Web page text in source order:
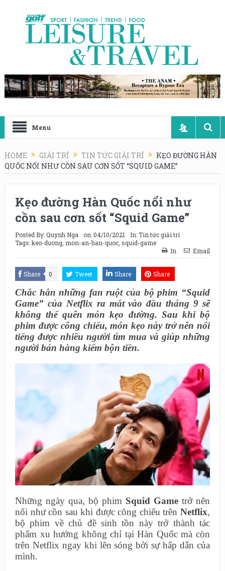
Menu
HOME GIẢI TRÍ TIN TỨC GIẢI TRÍ
KẸO ĐƯỜNG HÀN
QUỐC NỔI NHƯ CỒN SAU CƠN SỐT “SQUID GAME”
Kẹo đường Hàn Quốc nổi như
cồn sau cơn sốt “Squid Game”
Posted By:Quynh Nga on:04/10/2021 In:Tin tức giải trí
Tags:keo-duong, mon-an-han-quoc, squid-game
In
Email
Share 0 Tweet Share Share
Chắc hẳn những fan ruột của bộ phim “Squid
Game” của Netflix ra mắt vào đầu tháng 9 sẽ
không thể quên món kẹo đường. Sau khi bộ
phim được công chiếu, món kẹo này trở nên nổi
tiếng được nhiều người tìm mua và giúp những
người bán hàng kiếm bộn tiền.
Những ngày qua, bộ phim Squid Game trở nên
nổi như cồn sau khi được công chiếu trên Netflix,
bộ phim về chủ đề sinh tồn này trở thành tác
phẩm xu hướng không chỉ tại Hàn Quốc mà còn
trên Netflix ngay khi lên sóng bởi sự hấp dẫn của
mình.